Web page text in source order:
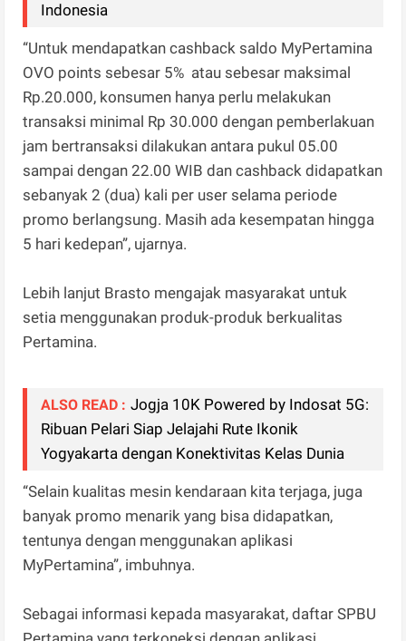
Indonesia
“Untuk mendapatkan cashback saldo MyPertamina
OVO points sebesar 5% atau sebesar maksimal
Rp.20.000, konsumen hanya perlu melakukan
transaksi minimal Rp 30.000 dengan pemberlakuan
jam bertransaksi dilakukan antara pukul 05.00
sampai dengan 22.00 WIB dan cashback didapatkan
sebanyak 2 (dua) kali per user selama periode
promo berlangsung. Masih ada kesempatan hingga
5 hari kedepan”, ujarnya.
Lebih lanjut Brasto mengajak masyarakat untuk
setia menggunakan produk-produk berkualitas
Pertamina.
ALSO READ : Jogja 10K Powered by Indosat 5G:
Ribuan Pelari Siap Jelajahi Rute Ikonik
Yogyakarta dengan Konektivitas Kelas Dunia
“Selain kualitas mesin kendaraan kita terjaga, juga
banyak promo menarik yang bisa didapatkan,
tentunya dengan menggunakan aplikasi
MyPertamina”, imbuhnya.
Sebagai informasi kepada masyarakat, daftar SPBU